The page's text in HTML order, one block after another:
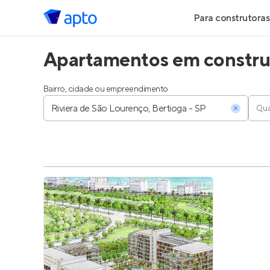
Para construtoras
Geração de
Geração de
Parcerias
Anunciar
Entrar no
Apartamentos em
Bairro, cidade ou empreendimento